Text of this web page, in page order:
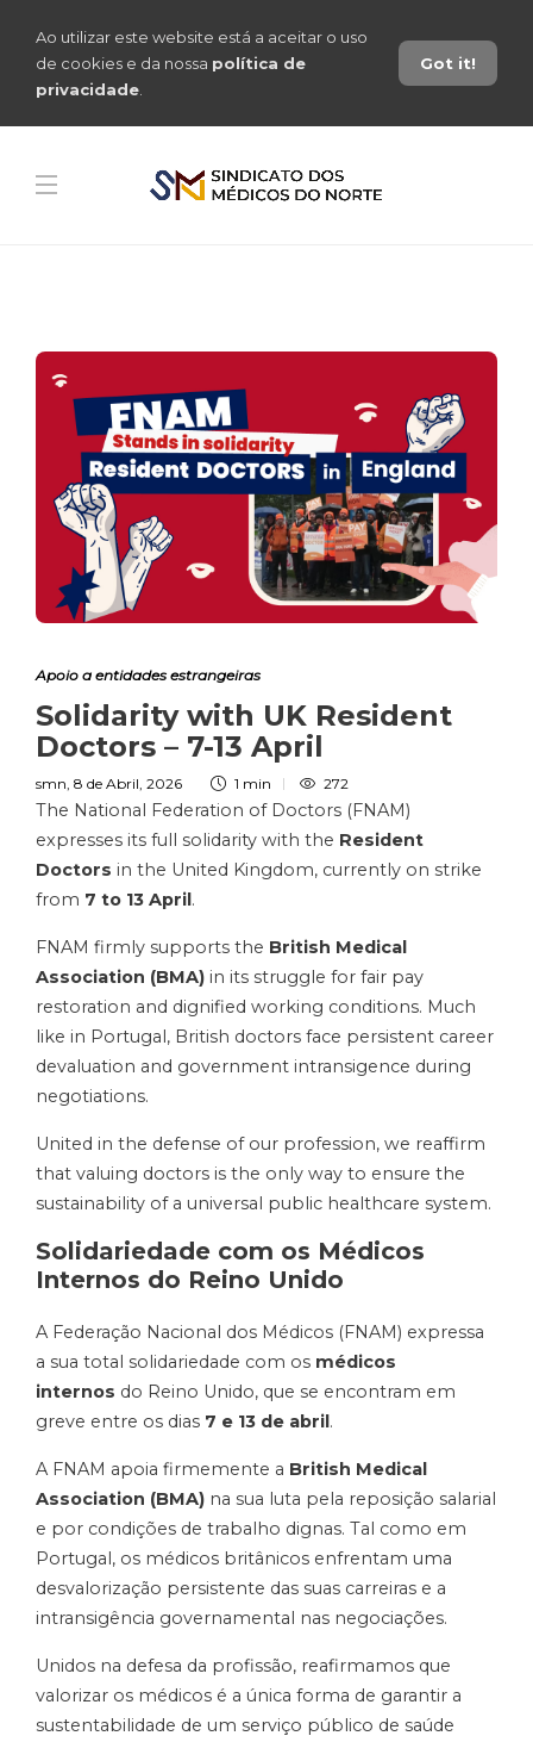
Ao utilizar este website está a aceitar o uso
de cookies e da nossa política de
privacidade
Got it!
Apoio a entidades estrangeiras
Solidarity with UK Resident
Doctors – 7-13 April
smn 8 de Abril, 2026 1 min 272
The National Federation of Doctors (FNAM)
expresses its full solidarity with the Resident
Doctors in the United Kingdom, currently on strike
from 7 to 13 April.
FNAM firmly supports the British Medical
Association (BMA) in its struggle for fair pay
restoration and dignified working conditions. Much
like in Portugal, British doctors face persistent career
devaluation and government intransigence during
negotiations.
United in the defense of our profession, we reaffirm
that valuing doctors is the only way to ensure the
sustainability of a universal public healthcare system.
Solidariedade com os Médicos
Internos do Reino Unido
A Federação Nacional dos Médicos (FNAM) expressa
a sua total solidariedade com os médicos
internos do Reino Unido, que se encontram em
greve entre os dias 7 e 13 de abril.
A FNAM apoia firmemente a British Medical
Association (BMA) na sua luta pela reposição salarial
e por condições de trabalho dignas. Tal como em
Portugal, os médicos britânicos enfrentam uma
desvalorização persistente das suas carreiras e a
intransigência governamental nas negociações.
Unidos na defesa da profissão, reafirmamos que
valorizar os médicos é a única forma de garantir a
sustentabilidade de um serviço público de saúde